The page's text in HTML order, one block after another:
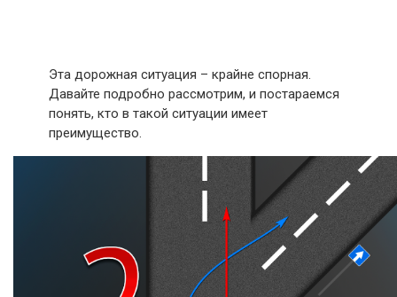
Эта дорожная ситуация – крайне спорная.
Давайте подробно рассмотрим, и постараемся
понять, кто в такой ситуации имеет
преимущество.